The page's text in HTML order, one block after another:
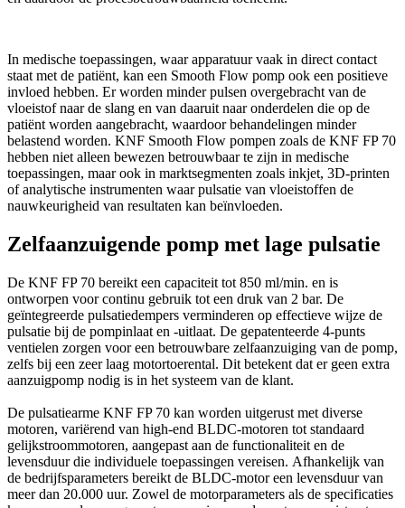
In medische toepassingen, waar apparatuur vaak in direct contact
staat met de patiënt, kan een Smooth Flow pomp ook een positieve
invloed hebben. Er worden minder pulsen overgebracht van de
vloeistof naar de slang en van daaruit naar onderdelen die op de
patiënt worden aangebracht, waardoor behandelingen minder
belastend worden. KNF Smooth Flow pompen zoals de KNF FP 70
hebben niet alleen bewezen betrouwbaar te zijn in medische
toepassingen, maar ook in marktsegmenten zoals inkjet, 3D-printen
of analytische instrumenten waar pulsatie van vloeistoffen de
nauwkeurigheid van resultaten kan beïnvloeden.
Zelfaanzuigende pomp met lage pulsatie
De KNF FP 70 bereikt een capaciteit tot 850 ml/min. en is
ontworpen voor continu gebruik tot een druk van 2 bar. De
geïntegreerde pulsatiedempers verminderen op effectieve wijze de
pulsatie bij de pompinlaat en -uitlaat. De gepatenteerde 4-punts
ventielen zorgen voor een betrouwbare zelfaanzuiging van de pomp,
zelfs bij een zeer laag motortoerental. Dit betekent dat er geen extra
aanzuigpomp nodig is in het systeem van de klant.
De pulsatiearme KNF FP 70 kan worden uitgerust met diverse
motoren, variërend van high-end BLDC-motoren tot standaard
gelijkstroommotoren, aangepast aan de functionaliteit en de
levensduur die individuele toepassingen vereisen. Afhankelijk van
de bedrijfsparameters bereikt de BLDC-motor een levensduur van
meer dan 20.000 uur. Zowel de motorparameters als de specificaties